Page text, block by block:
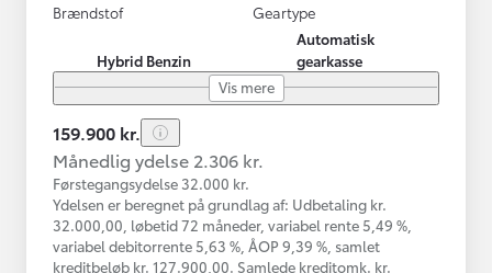
Brændstof
Hybrid Benzin
Geartype
Automatisk
gearkasse
Vis mere
159.900 kr.
Månedlig ydelse 2.306 kr.
Førstegangsydelse 32.000 kr.
Ydelsen er beregnet på grundlag af: Udbetaling kr.
32.000,00, løbetid 72 måneder, variabel rente 5,49 %,
variabel debitorrente 5,63 %, ÅOP 9,39 %, samlet
kreditbeløb kr. 127.900,00. Samlede kreditomk. kr.